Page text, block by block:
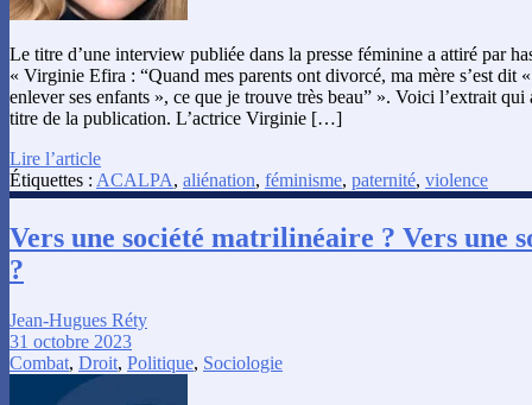
Le titre d’une interview publiée dans la presse féminine a attiré par
« Virginie Efira : “Quand mes parents ont divorcé, ma mère s’est dit
enlever ses enfants », ce que je trouve très beau” ». Voici l’extrait
titre de la publication. L’actrice Virginie […]
Lire l’article
Étiquettes : ACALPA, aliénation, féminisme, paternité, violence
Vers une société matrilinéaire ? Vers une
?
Jean-Hugues Réty
31 octobre 2023
Combat, Droit, Politique, Sociologie